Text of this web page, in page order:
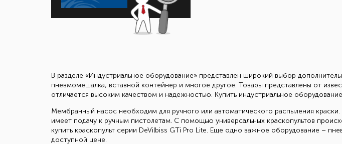
В разделе «Индустриальное оборудование» представлен широкий выбор
пневмомешалка, вставной контейнер и многое другое. Товары представлены от
отличается высоким качеством и надежностью. Купить индустриальное
Мембранный насос необходим для ручного или автоматического распыления
имеет подачу к ручным пистолетам. С помощью универсальных краскопультов
купить краскопульт серии DeVilbiss GTi Pro Lite. Еще одно важное оборудование –
доступной цене.